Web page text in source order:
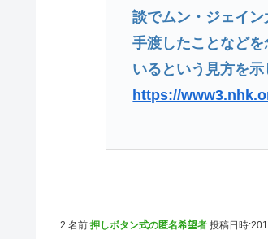
談でムン・ジェイ
手渡したことなど
いるという見方を示
https://
2 名前:押しボタン式の匿名希望者 投稿日時